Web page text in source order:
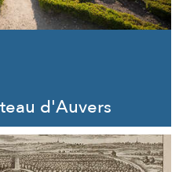
d'Auvers